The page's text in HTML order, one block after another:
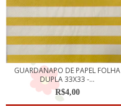
GUARDANAPO DE PAPEL FOLHA
DUPLA 33X33 -...
R$4,00